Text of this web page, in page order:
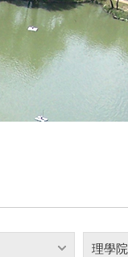
理學院